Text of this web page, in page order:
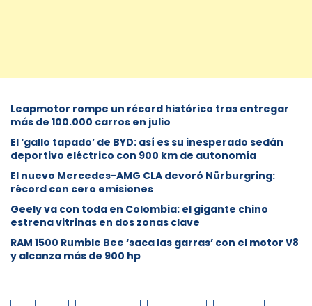
Leapmotor rompe un récord histórico tras entregar
más de 100.000 carros en julio
El ‘gallo tapado’ de BYD: así es su inesperado sedán
deportivo eléctrico con 900 km de autonomía
El nuevo Mercedes-AMG CLA devoró Nürburgring:
récord con cero emisiones
Geely va con toda en Colombia: el gigante chino
estrena vitrinas en dos zonas clave
RAM 1500 Rumble Bee ‘saca las garras’ con el motor V8
y alcanza más de 900 hp